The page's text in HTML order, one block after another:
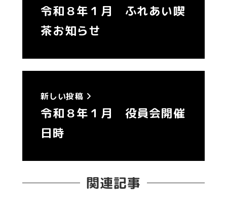
令和８年１月 ふれあい喫
茶お知らせ
新しい投稿
令和８年１月 役員会開催
日時
関連記事